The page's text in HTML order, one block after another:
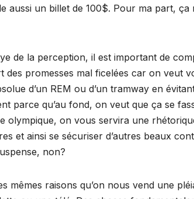
aussi un billet de 100$. Pour ma part,
de la perception, il est important de
des promesses mal ficelées car on veut
d’un REM ou d’un tramway en
parce qu’au fond, on veut que ça se
olympique, on vous servira une
et ainsi se sécuriser d’autres beaux
non?
mêmes raisons qu’on nous vend une